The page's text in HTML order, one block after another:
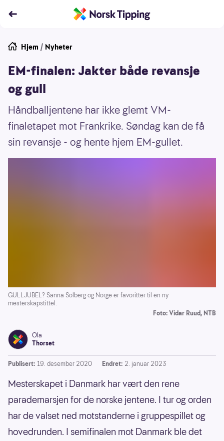
Hjem / Nyheter
EM-finalen: Jakter både revansje
og gull
Håndballjentene har ikke glemt VM-
finaletapet mot Frankrike. Søndag kan de få
sin revansje - og hente hjem EM-gullet.
GULLJUBEL? Sanna Solberg og Norge er favoritter til en ny
mesterskapstittel.
Foto: Vidar Ruud, NTB
Ola
Thorset
Publisert: 19. desember 2020 Endret: 2. januar 2023
Mesterskapet i Danmark har vært den rene
parademarsjen for de norske jentene. I tur og orden
har de valset ned motstanderne i gruppespillet og
hovedrunden. I semifinalen mot Danmark ble det